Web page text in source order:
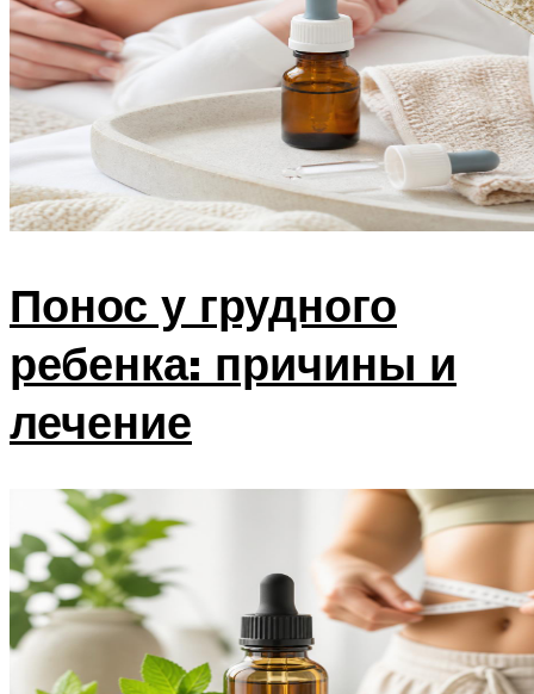
Понос у грудного
ребенка: причины и
лечение